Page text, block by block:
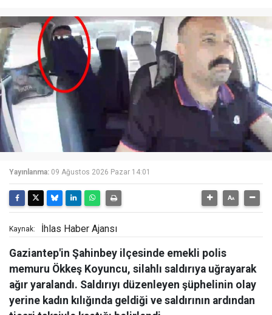
Yayınlanma: 09 Ağustos 2026 Pazar 14:01
Kaynak: İhlas Haber Ajansı
Gaziantep'in Şahinbey ilçesinde emekli polis
memuru Ökkeş Koyuncu, silahlı saldırıya uğrayarak
ağır yaralandı. Saldırıyı düzenleyen şüphelinin olay
yerine kadın kılığında geldiği ve saldırının ardından